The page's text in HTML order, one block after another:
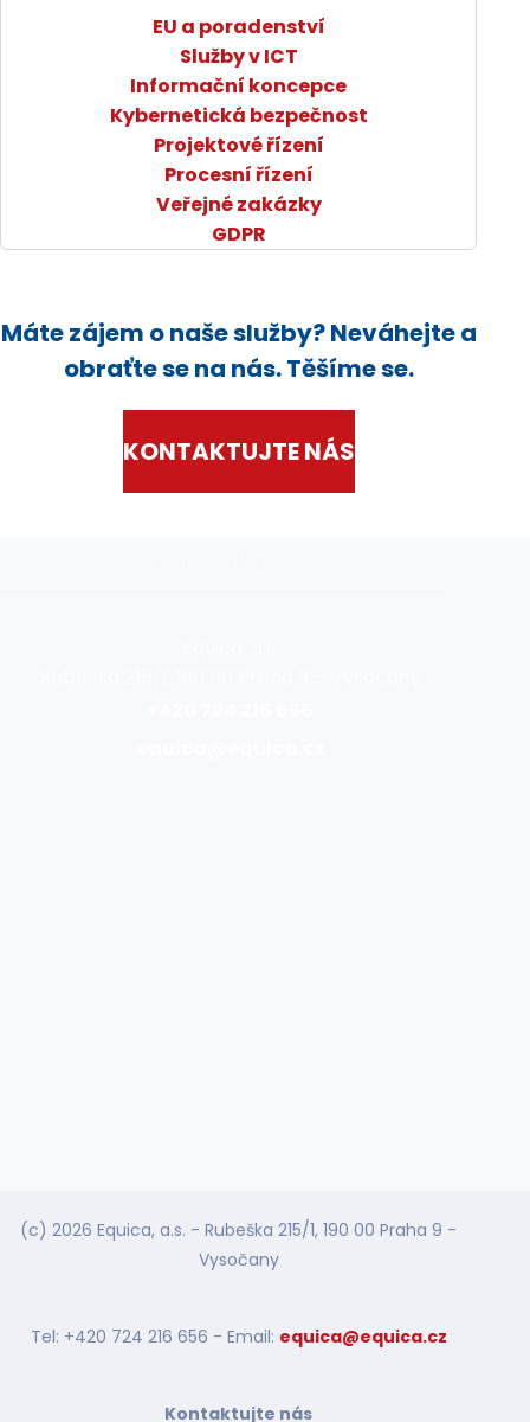
EU a poradenství
Služby v ICT
Informační koncepce
Kybernetická bezpečnost
Projektové řízení
Procesní řízení
Veřejné zakázky
GDPR
Máte zájem o naše služby? Neváhejte a
obraťte se na nás. Těšíme se.
KONTAKTUJTE NÁS
(c) 2026 Equica, a.s. - Rubeška 215/1, 190 00 Praha 9 -
Vysočany
Tel: +420 724 216 656 - Email: equica@equica.cz
Kontaktujte nás